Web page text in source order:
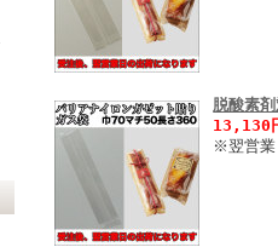
脱酸素
13,130
※翌営業